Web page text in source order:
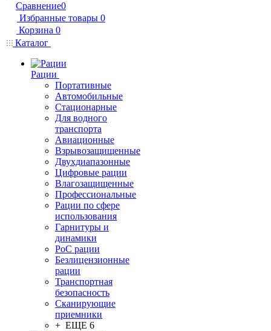
Сравнение0
Избранные товары 0
Корзина 0
Каталог
Рации
Портативные
Автомобильные
Стационарные
Для водного
транспорта
Авиационные
Взрывозащищенные
Двухдиапазонные
Цифровые рации
Влагозащищенные
Профессиональные
Рации по сфере
использования
Гарнитуры и
динамики
PoC рации
Безлицензионные
рации
Транспортная
безопасность
Сканирующие
приемники
+ ЕЩЕ 6